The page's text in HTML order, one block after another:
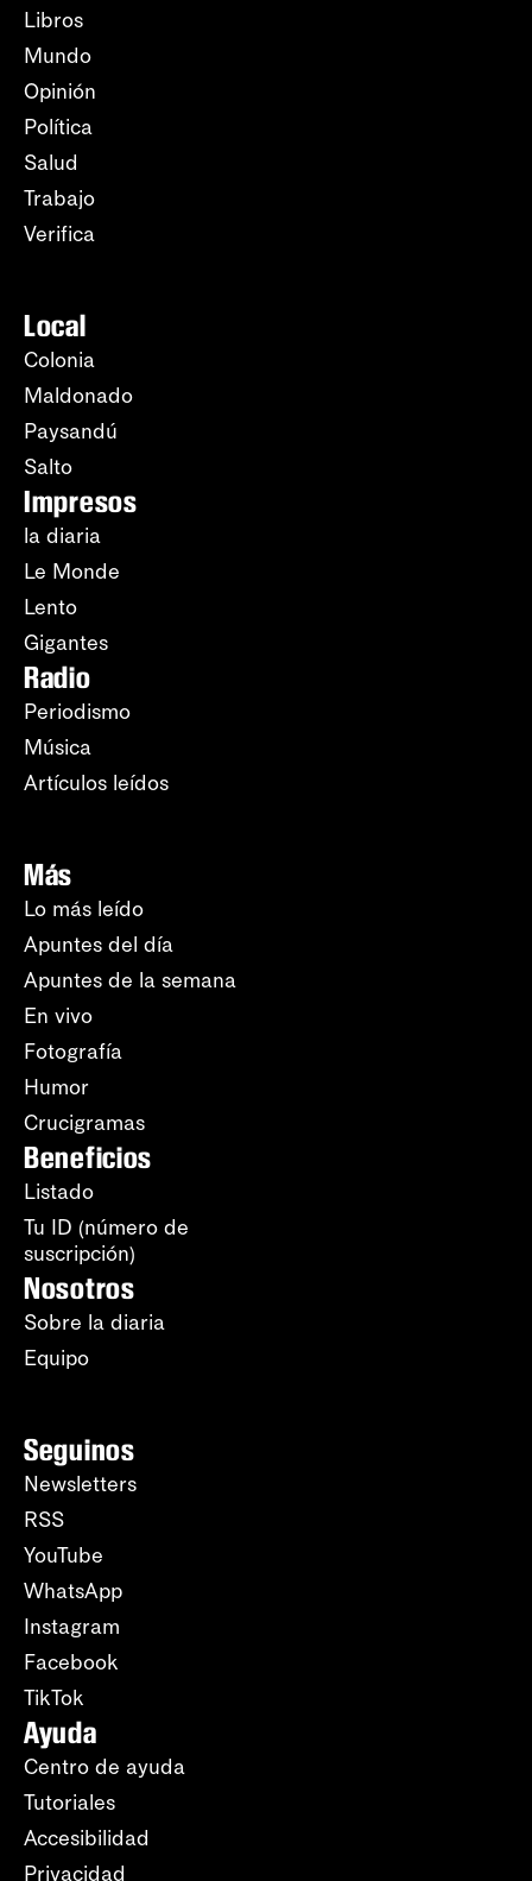
Libros
Mundo
Opinión
Política
Salud
Trabajo
Verifica
Local
Colonia
Maldonado
Paysandú
Salto
Impresos
la diaria
Le Monde
Lento
Gigantes
Radio
Periodismo
Música
Artículos leídos
Más
Lo más leído
Apuntes del día
Apuntes de la semana
En vivo
Fotografía
Humor
Crucigramas
Beneficios
Listado
Tu ID (número de
suscripción)
Nosotros
Sobre la diaria
Equipo
Seguinos
Newsletters
RSS
YouTube
WhatsApp
Instagram
Facebook
TikTok
Ayuda
Centro de ayuda
Tutoriales
Accesibilidad
Privacidad